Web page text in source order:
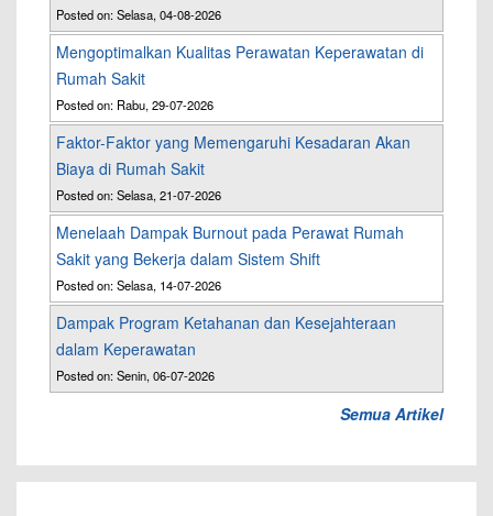
Posted on: Selasa, 04-08-2026
Mengoptimalkan Kualitas Perawatan Keperawatan di
Rumah Sakit
Posted on: Rabu, 29-07-2026
Faktor-Faktor yang Memengaruhi Kesadaran Akan
Biaya di Rumah Sakit
Posted on: Selasa, 21-07-2026
Menelaah Dampak Burnout pada Perawat Rumah
Sakit yang Bekerja dalam Sistem Shift
Posted on: Selasa, 14-07-2026
Dampak Program Ketahanan dan Kesejahteraan
dalam Keperawatan
Posted on: Senin, 06-07-2026
Semua Artikel